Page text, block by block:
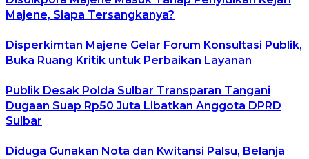
Majene, Siapa Tersangkanya?
Disperkimtan Majene Gelar Forum Konsultasi Publik,
Buka Ruang Kritik untuk Perbaikan Layanan
Publik Desak Polda Sulbar Transparan Tangani
Dugaan Suap Rp50 Juta Libatkan Anggota DPRD
Sulbar
Diduga Gunakan Nota dan Kwitansi Palsu, Belanja